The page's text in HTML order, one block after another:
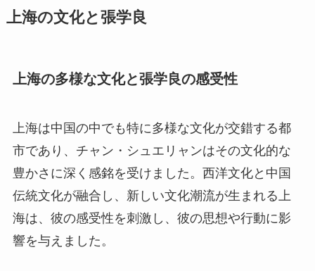
上海の文化と張学良
上海の多様な文化と張学良の感受性
上海は中国の中でも特に多様な文化が交錯する都
市であり、チャン・シュエリャンはその文化的な
豊かさに深く感銘を受けました。西洋文化と中国
伝統文化が融合し、新しい文化潮流が生まれる上
海は、彼の感受性を刺激し、彼の思想や行動に影
響を与えました。